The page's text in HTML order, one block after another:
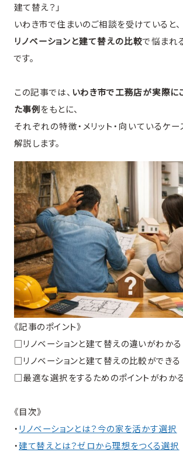
建て替え？」
いわき市で住まいのご相談を受けていると、
リノベーションと建て替えの比較で悩まれ
です。
この記事では、 いわき市で工務店が実際に
た事例をもとに、
それぞれの特徴・メリット・向いているケ
解説します。
《記事のポイント》
□リノベーションと建て替えの違いがわかる
□リノベーションと建て替えの比較ができる
□最適な選択をするためのポイントがわかる
《目次》
・ リノベーションとは？今の家を活かす選択
・建て替えとは？ゼロから理想をつくる選択